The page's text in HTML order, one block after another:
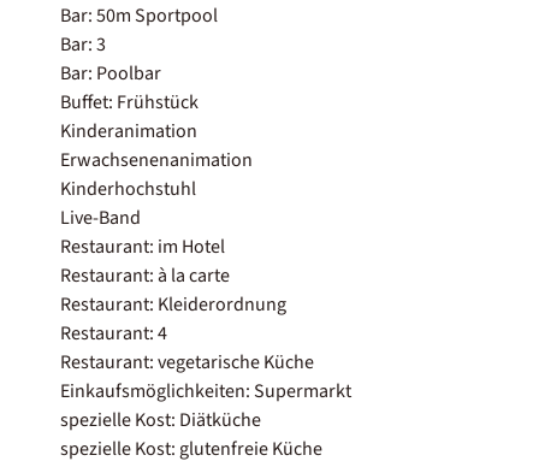
Bar: 50m Sportpool
Bar: 3
Bar: Poolbar
Buffet: Frühstück
Kinderanimation
Erwachsenenanimation
Kinderhochstuhl
Live-Band
Restaurant: im Hotel
Restaurant: à la carte
Restaurant: Kleiderordnung
Restaurant: 4
Restaurant: vegetarische Küche
Einkaufsmöglichkeiten: Supermarkt
spezielle Kost: Diätküche
spezielle Kost: glutenfreie Küche